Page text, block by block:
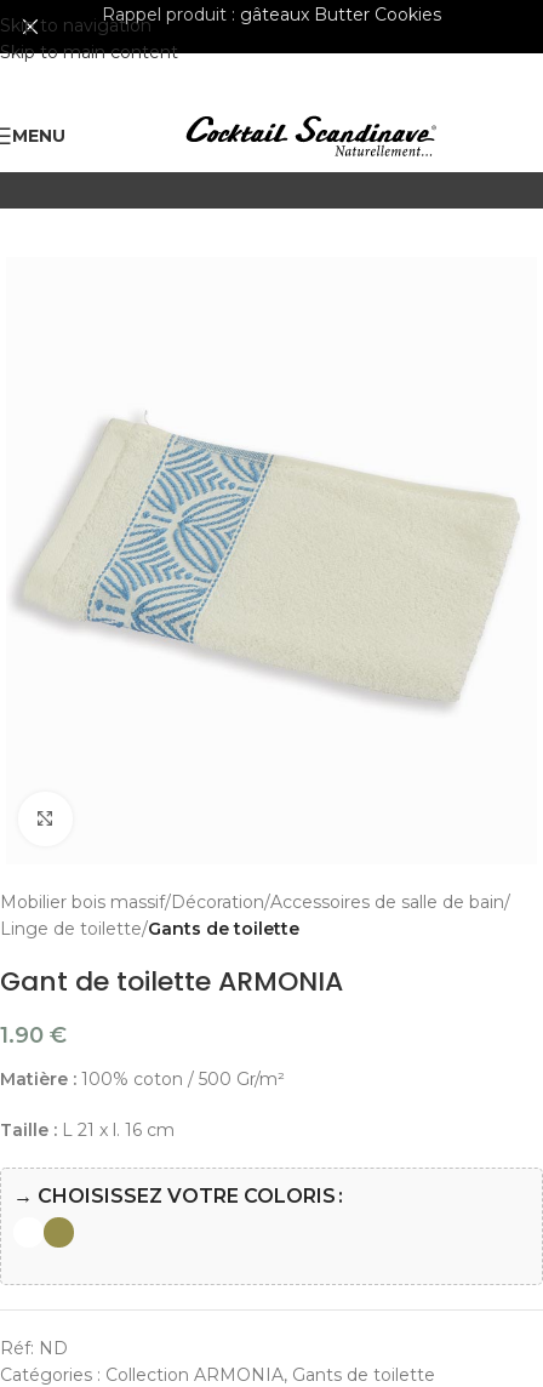
Skip to navigation
Skip to main content
Rappel produit : gâteaux Butter Cookies
MENU
Mobilier bois massif Décoration Accessoires de salle de bain
Linge de toilette Gants de toilette
Gant de toilette ARMONIA
1.90 €
Matière : 100% coton / 500 Gr/m²
Taille : L 21 x l. 16 cm
→ CHOISISSEZ VOTRE COLORIS
Réf: ND
Catégories : Collection ARMONIA, Gants de toilette